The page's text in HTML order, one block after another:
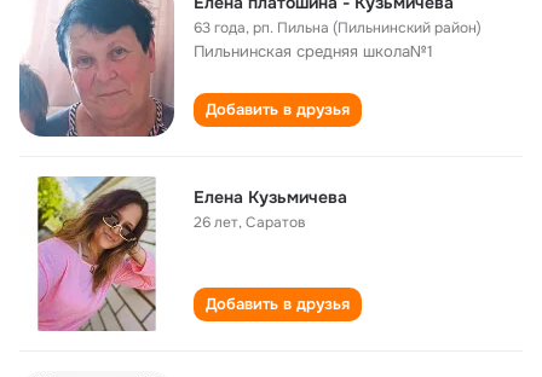
63 года,рп. Пильна (Пильнинский район)
Пильнинская средняя школа№1
Добавить в друзья
Eлена Кузьмичева
26 лет,Саратов
Добавить в друзья